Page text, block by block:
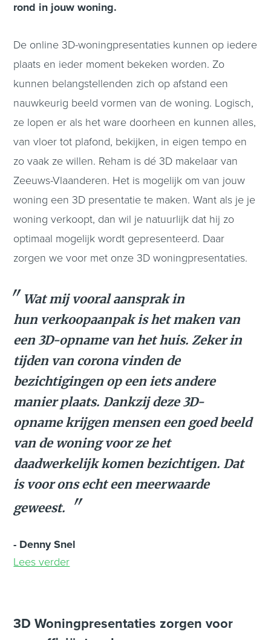
rond in jouw woning.
De online 3D-woningpresentaties kunnen op iedere
plaats en ieder moment bekeken worden. Zo
kunnen belangstellenden zich op afstand een
nauwkeurig beeld vormen van de woning. Logisch,
ze lopen er als het ware doorheen en kunnen alles,
van vloer tot plafond, bekijken, in eigen tempo en
zo vaak ze willen. Reham is dé 3D makelaar van
Zeeuws-Vlaanderen. Het is mogelijk om van jouw
woning een 3D presentatie te maken. Want als je je
woning verkoopt, dan wil je natuurlijk dat hij zo
optimaal mogelijk wordt gepresenteerd. Daar
zorgen we voor met onze 3D woningpresentaties.
Wat mij vooral aansprak in
hun verkoopaanpak is het maken van
een 3D-opname van het huis. Zeker in
tijden van corona vinden de
bezichtigingen op een iets andere
manier plaats. Dankzij deze 3D-
opname krijgen mensen een goed beeld
van de woning voor ze het
daadwerkelijk komen bezichtigen. Dat
is voor ons echt een meerwaarde
geweest.
- Denny Snel
Lees verder
3D Woningpresentaties zorgen voor